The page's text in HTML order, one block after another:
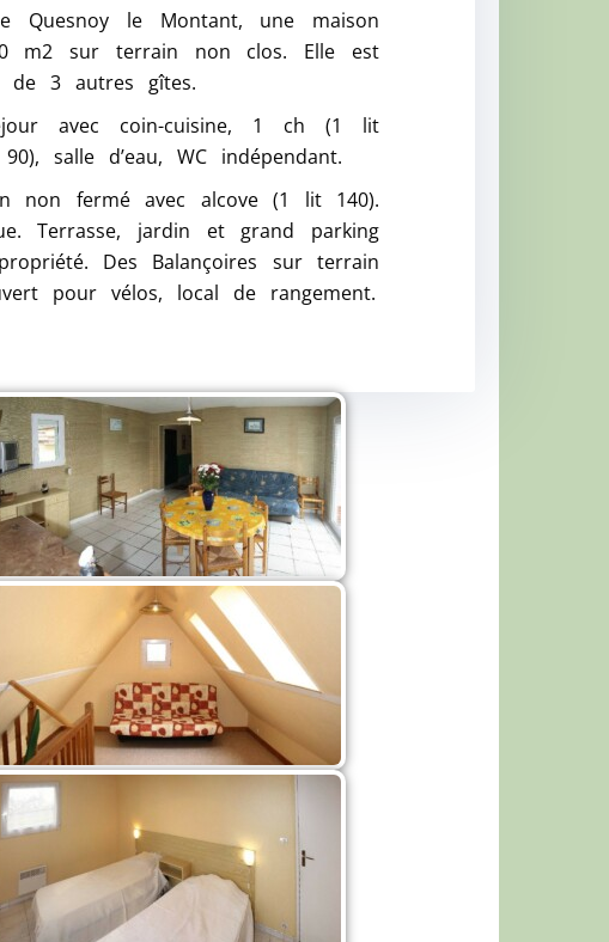
Quesnoy le Montant, une maison
m2 sur terrain non clos. Elle est
de 3 autres gîtes.
avec coin-cuisine, 1 ch (1 lit
salle d’eau, WC indépendant.
non fermé avec alcove (1 lit 140).
Terrasse, jardin et grand parking
Des Balançoires sur terrain
pour vélos, local de rangement.